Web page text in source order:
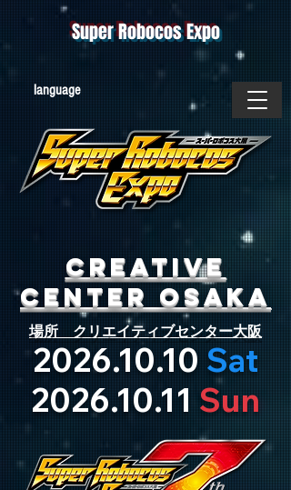
​language
Super Robocos Expo
Creative
Center OSAKA
​場所 クリエイティブセンター大阪
2026.10.10 Sat
2026.10.11 Sun